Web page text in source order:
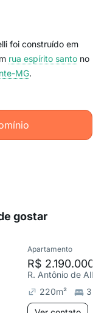
foi construído em
rua espírito santo no
MG.
gostar
Apartamento
R$ 2.190.000
R. Antônio de
220m²
3